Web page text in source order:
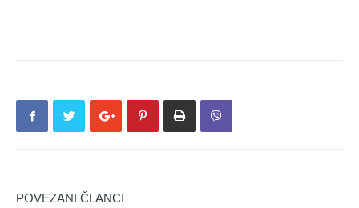
POVEZANI ČLANCI